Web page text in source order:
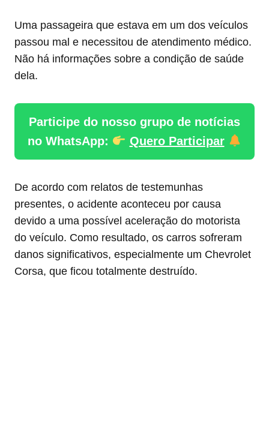
Uma passageira que estava em um dos veículos
passou mal e necessitou de atendimento médico.
Não há informações sobre a condição de saúde
dela.
Participe do nosso grupo de notícias
no WhatsApp:
Quero Participar
De acordo com relatos de testemunhas
presentes, o acidente aconteceu por causa
devido a uma possível aceleração do motorista
do veículo. Como resultado, os carros sofreram
danos significativos, especialmente um Chevrolet
Corsa, que ficou totalmente destruído.